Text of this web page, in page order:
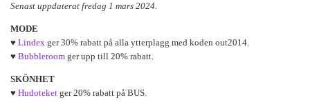
Senast uppdaterat fredag 1 mars 2024.
MODE
♥ Lindex ger 30% rabatt på alla ytterplagg med koden out2014.
♥ Bubbleroom ger upp till 20% rabatt.
SKÖNHET
♥ Hudoteket ger 20% rabatt på BUS.